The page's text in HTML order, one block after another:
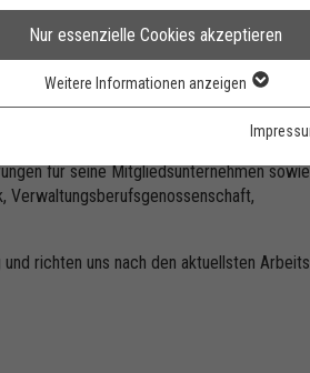
Nur essenzielle Cookies akzeptieren
Weitere Informationen anzeigen
für den Abbau bürokratischer Hürden, für
der Zeitarbeitsbranche. Zu den
für seine Mitgliedsunternehmen sowie
richten uns nach den aktuellsten